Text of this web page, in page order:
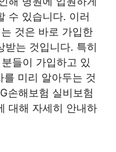
수 있습니다. 이러
것은 바로 가입한
받는 것입니다. 특히
들이 가입하고 있
미리 알아두는 것
손해보험 실비보험
대해 자세히 안내하